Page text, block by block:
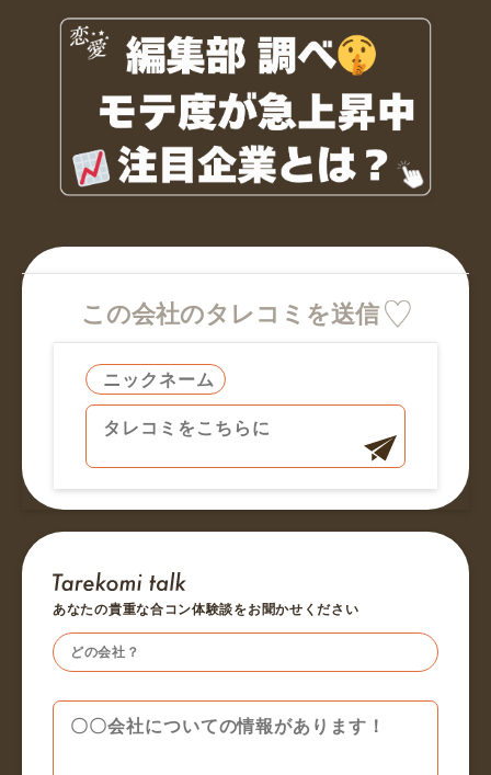
この会社のタレコミを送信
あなたの貴重な合コン体験談をお聞かせください